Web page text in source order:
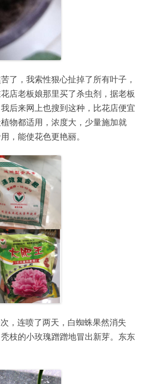
了，我索性狠心扯掉了所有叶子，
店老板娘那里买了杀虫剂，据老板
后来网上也搜到这种，比花店便宜
物都适用，浓度大，少量施加就
，能使花色更艳丽。
，连喷了两天，白蜘蛛果然消失
枝的小玫瑰蹭蹭地冒出新芽。东东